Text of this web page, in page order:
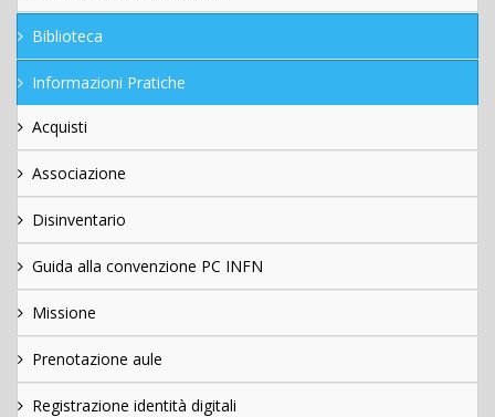
Biblioteca
Informazioni Pratiche
Acquisti
Associazione
Disinventario
Guida alla convenzione PC INFN
Missione
Prenotazione aule
Registrazione identità digitali